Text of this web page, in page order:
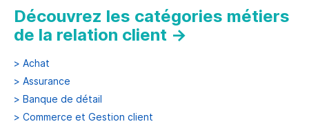
Découvrez les catégories métiers
de la relation client →
> Achat
> Assurance
> Banque de détail
> Commerce et Gestion client